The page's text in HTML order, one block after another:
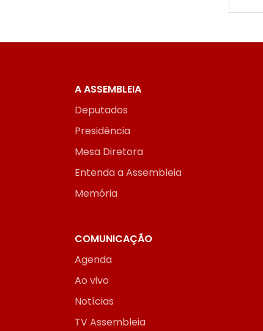
A ASSEMBLEIA
Deputados
Presidência
Mesa Diretora
Entenda a Assembleia
Memória
COMUNICAÇÃO
Agenda
Ao vivo
Notícias
TV Assembleia